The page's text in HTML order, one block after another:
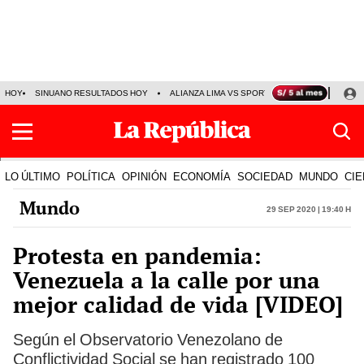
HOY SINUANO RESULTADOS HOY ALIANZA LIMA VS SPORT BOYS JORGE
LO ÚLTIMO POLÍTICA OPINIÓN ECONOMÍA SOCIEDAD MUNDO
Mundo 29 Sep 2020 | 19:40 h
Protesta en pandemia:
Venezuela a la calle por una
mejor calidad de vida [VIDEO]
Según el Observatorio Venezolano de
Conflictividad Social se han registrado 100